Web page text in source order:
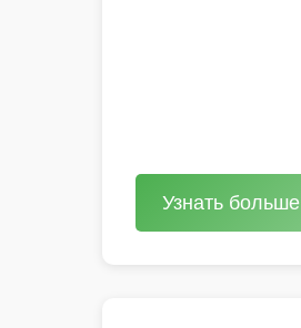
Узнать больше